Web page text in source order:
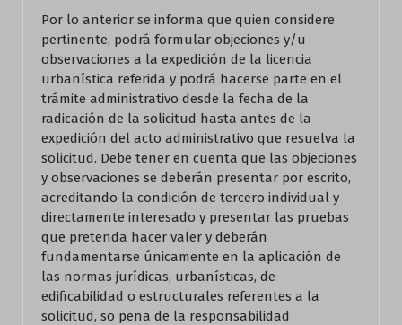
Por lo anterior se informa que quien considere
pertinente, podrá formular objeciones y/u
observaciones a la expedición de la licencia
urbanística referida y podrá hacerse parte en el
trámite administrativo desde la fecha de la
radicación de la solicitud hasta antes de la
expedición del acto administrativo que resuelva la
solicitud. Debe tener en cuenta que las objeciones
y observaciones se deberán presentar por escrito,
acreditando la condición de tercero individual y
directamente interesado y presentar las pruebas
que pretenda hacer valer y deberán
fundamentarse únicamente en la aplicación de
las normas jurídicas, urbanísticas, de
edificabilidad o estructurales referentes a la
solicitud, so pena de la responsabilidad